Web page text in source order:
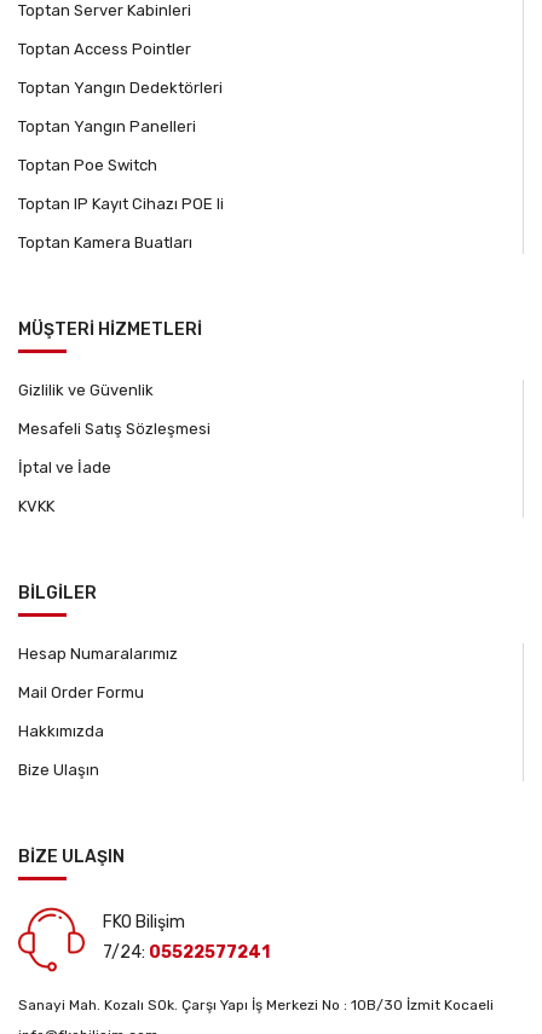
Toptan Server Kabinleri
Toptan Access Pointler
Toptan Yangın Dedektörleri
Toptan Yangın Panelleri
Toptan Poe Switch
Toptan IP Kayıt Cihazı POE li
Toptan Kamera Buatları
MÜŞTERİ HİZMETLERİ
Gizlilik ve Güvenlik
Mesafeli Satış Sözleşmesi
İptal ve İade
KVKK
BİLGİLER
Hesap Numaralarımız
Mail Order Formu
Hakkımızda
Bize Ulaşın
BİZE ULAŞIN
FKO Bilişim
7/24: 05522577241
Sanayi Mah. Kozalı SOk. Çarşı Yapı İş Merkezi No : 10B/30 İzmit Kocaeli